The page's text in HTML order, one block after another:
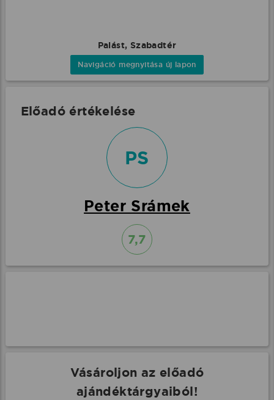
Palást, Szabadtér
Navigáció megnyitása új lapon
Előadó értékelése
PS
Peter Srámek
7,7
Vásároljon az előadó
ajándéktárgyaiból!